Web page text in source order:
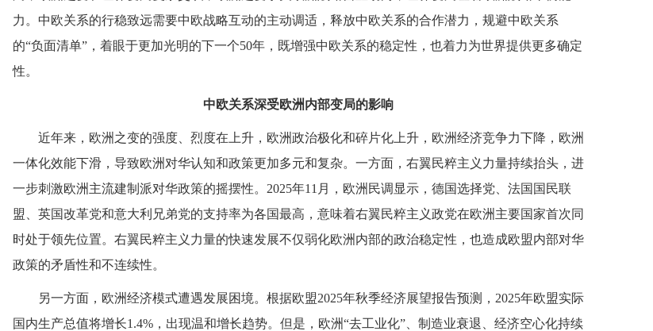
力。中欧关系的行稳致远需要中欧战略互动的主动调适，释放中欧关系的合作潜力，规避中欧关系
的“负面清单”，着眼于更加光明的下一个50年，既增强中欧关系的稳定性，也着力为世界提供更多确定
性。
中欧关系深受欧洲内部变局的影响
近年来，欧洲之变的强度、烈度在上升，欧洲政治极化和碎片化上升，欧洲经济竞争力下降，欧洲
一体化效能下滑，导致欧洲对华认知和政策更加多元和复杂。一方面，右翼民粹主义力量持续抬头，进
一步刺激欧洲主流建制派对华政策的摇摆性。2025年11月，欧洲民调显示，德国选择党、法国国民联
盟、英国改革党和意大利兄弟党的支持率为各国最高，意味着右翼民粹主义政党在欧洲主要国家首次同
时处于领先位置。右翼民粹主义力量的快速发展不仅弱化欧洲内部的政治稳定性，也造成欧盟内部对华
政策的矛盾性和不连续性。
另一方面，欧洲经济模式遭遇发展困境。根据欧盟2025年秋季经济展望报告预测，2025年欧盟实际
国内生产总值将增长1.4%，出现温和增长趋势。但是，欧洲“去工业化”、制造业衰退、经济空心化持续